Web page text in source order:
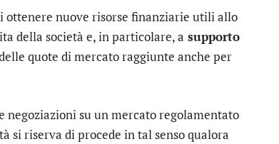
ottenere nuove risorse finanziarie utili allo
della società e, in particolare, a supporto
quote di mercato raggiunte anche per
negoziazioni su un mercato regolamentato
si riserva di procede in tal senso qualora